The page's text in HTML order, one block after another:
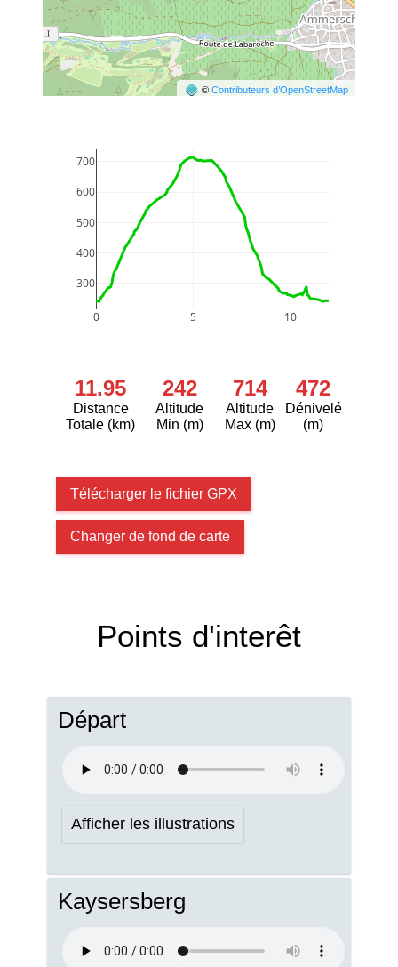
©Contributeurs d’OpenStreetMap
0 5 10
300
400
500
600
700
11.95
Distance
Totale (km)
242
Altitude
Min (m)
714
Altitude
Max (m)
472
Dénivelé
(m)
Télécharger le fichier GPX
Changer de fond de carte
Points d'interêt
Départ
Afficher les illustrations
Kaysersberg